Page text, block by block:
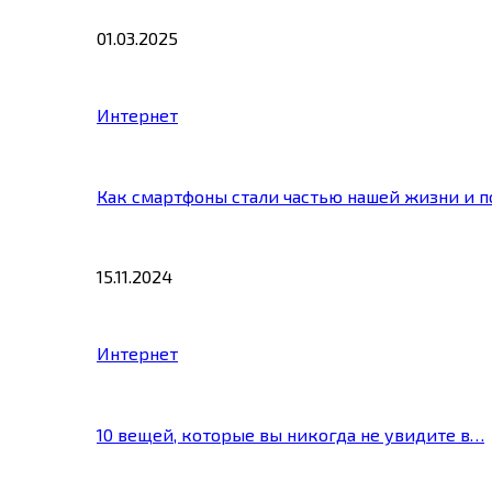
01.03.2025
Интернет
Как смартфоны стали частью нашей жизни и
15.11.2024
Интернет
10 вещей, которые вы никогда не увидите в…